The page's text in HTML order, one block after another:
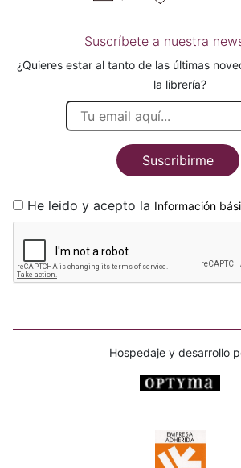
Suscríbete a nuestra
¿Quieres estar al tanto de las últimas
la librería?
Suscribirme
He leido y acepto la Información
Hospedaje y desarrollo